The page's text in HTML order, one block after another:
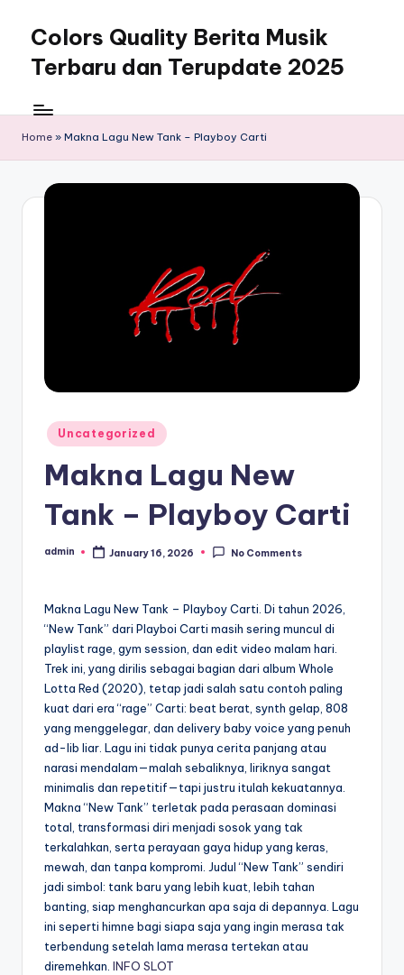
content
Colors Quality Berita Musik
Terbaru dan Terupdate 2025
Home » Makna Lagu New Tank – Playboy Carti
Posted
in
Uncategorized
Makna Lagu New
Tank – Playboy Carti
Posted
admin January 16, 2026 No Comments
Makna Lagu New Tank – Playboy Carti. Di tahun 2026,
“New Tank” dari Playboi Carti masih sering muncul di
playlist rage, gym session, dan edit video malam hari.
Trek ini, yang dirilis sebagai bagian dari album Whole
Lotta Red (2020), tetap jadi salah satu contoh paling
kuat dari era “rage” Carti: beat berat, synth gelap, 808
yang menggelegar, dan delivery baby voice yang penuh
ad-lib liar. Lagu ini tidak punya cerita panjang atau
narasi mendalam—malah sebaliknya, liriknya sangat
minimalis dan repetitif—tapi justru itulah kekuatannya.
Makna “New Tank” terletak pada perasaan dominasi
total, transformasi diri menjadi sosok yang tak
terkalahkan, serta perayaan gaya hidup yang keras,
mewah, dan tanpa kompromi. Judul “New Tank” sendiri
jadi simbol: tank baru yang lebih kuat, lebih tahan
banting, siap menghancurkan apa saja di depannya. Lagu
ini seperti himne bagi siapa saja yang ingin merasa tak
terbendung setelah lama merasa tertekan atau
diremehkan. INFO SLOT